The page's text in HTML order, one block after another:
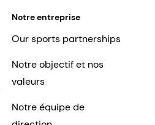
Notre entreprise
Our sports partnerships
Notre objectif et nos
valeurs
Notre équipe de